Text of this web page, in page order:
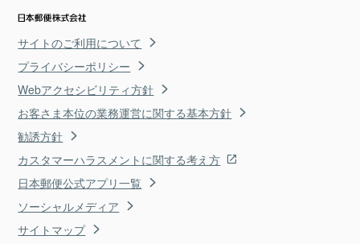
サイトのご利用について
プライバシーポリシー
Webアクセシビリティ方針
お客さま本位の業務運営に関する基本方針
勧誘方針
カスタマーハラスメントに関する考え方
日本郵便公式アプリ一覧
ソーシャルメディア
サイトマップ